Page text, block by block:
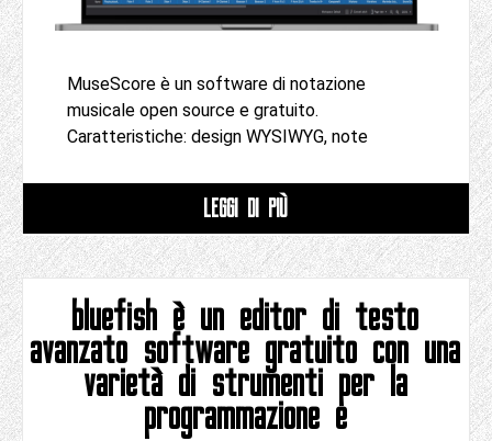
MuseScore è un software di notazione
musicale open source e gratuito.
Caratteristiche: design WYSIWYG, note
LEGGI DI PIÙ
bluefish è un editor di testo
avanzato software gratuito con una
varietà di strumenti per la
programmazione e